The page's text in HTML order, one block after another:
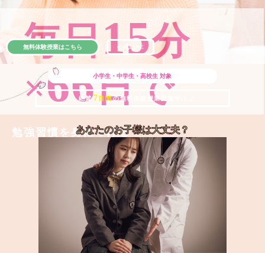
毎日15分
×66日で
勉強習慣を身につける
小学生・中学生・高校生 対象
＼ 絶賛 7 日間の無料体験授業実施中!! ／
無料体験授業はこちら 公式LINE
あなたのお子様は大丈夫？